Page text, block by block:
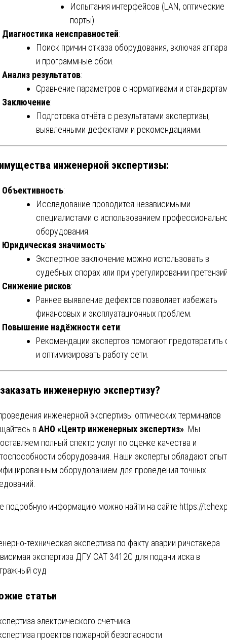
Испытания интерфейсов (LAN, оптические
порты).
Диагностика неисправностей:
Поиск причин отказа оборудования, включая
и программные сбои.
Анализ результатов:
Сравнение параметров с нормативами и
Заключение:
Подготовка отчёта с результатами экспертизы,
выявленными дефектами и рекомендациями.
инженерной экспертизы:
Объективность:
Исследование проводится независимыми
специалистами с использованием
оборудования.
Юридическая значимость:
Экспертное заключение можно использовать в
судебных спорах или при урегулировании претензий.
Снижение рисков:
Раннее выявление дефектов позволяет избежать
финансовых и эксплуатационных проблем.
Повышение надёжности сети:
Рекомендации экспертов помогают предотвратить
и оптимизировать работу сети.
инженерную экспертизу?
инженерной экспертизы оптических терминалов
в АНО «Центр инженерных экспертиз» . Мы
полный спектр услуг по оценке качества и
оборудования. Наши эксперты обладают
оборудованием для проведения точных
подробную информацию можно найти на сайте https://
техническая экспертиза по факту аварии ричстакера
экспертиза ДГУ CAT 3412C для подачи иска в
суд
статьи
электрического счетчика
проектов пожарной безопасности